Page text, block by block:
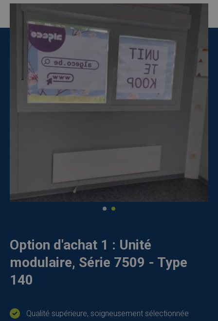
Option d'achat 1 : Unité
modulaire, Série 7509 - Type
140
Qualité supérieure, soigneusement sélectionnée